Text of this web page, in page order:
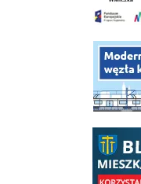
link do
link do